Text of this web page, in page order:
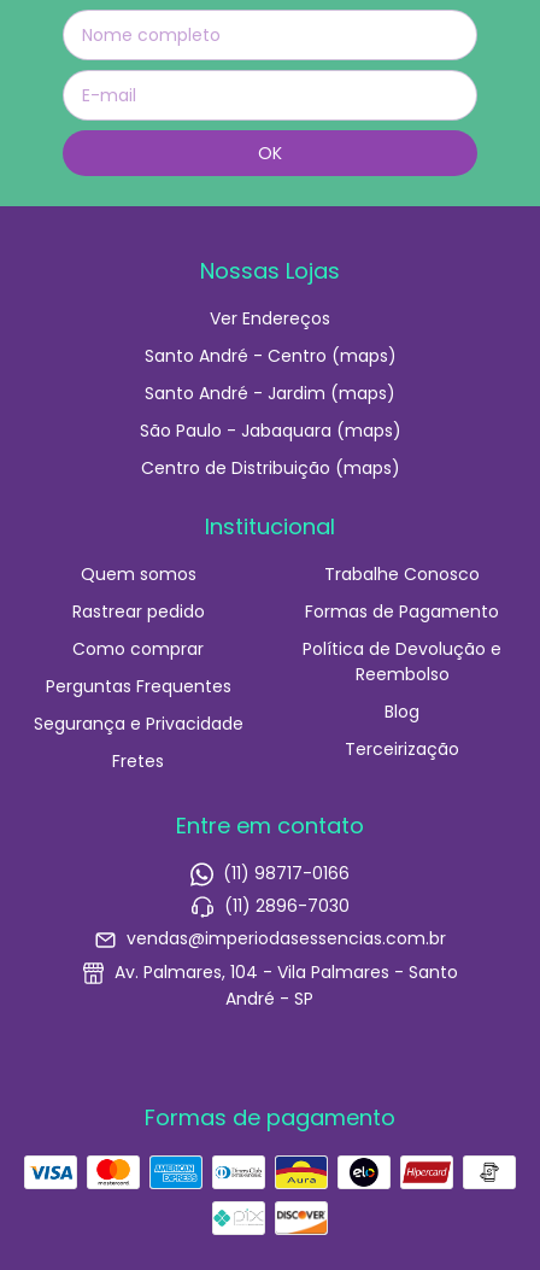
Nossas Lojas
Ver Endereços
Santo André - Centro (maps)
Santo André - Jardim (maps)
São Paulo - Jabaquara (maps)
Centro de Distribuição (maps)
Institucional
Quem somos
Rastrear pedido
Como comprar
Perguntas Frequentes
Segurança e Privacidade
Fretes
Trabalhe Conosco
Formas de Pagamento
Política de Devolução e
Reembolso
Blog
Terceirização
Entre em contato
(11) 98717-0166
(11) 2896-7030
vendas@imperiodasessencias.com.br
Av. Palmares, 104 - Vila Palmares - Santo
André - SP
Formas de pagamento